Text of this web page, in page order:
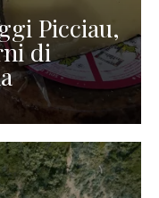
Picciau,
di